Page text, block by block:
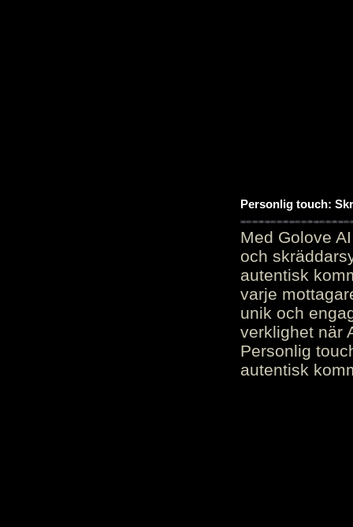
Personlig touch:
Med Golove
och
autentisk
varje
unik och
verklighet när
Personlig
autentisk